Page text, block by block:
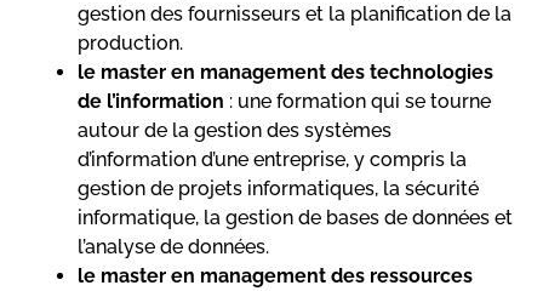
gestion des fournisseurs et la planification de la
production.
le master en management des technologies
de l’information : une formation qui se tourne
autour de la gestion des systèmes
d’information d’une entreprise, y compris la
gestion de projets informatiques, la sécurité
informatique, la gestion de bases de données et
l’analyse de données.
le master en management des ressources